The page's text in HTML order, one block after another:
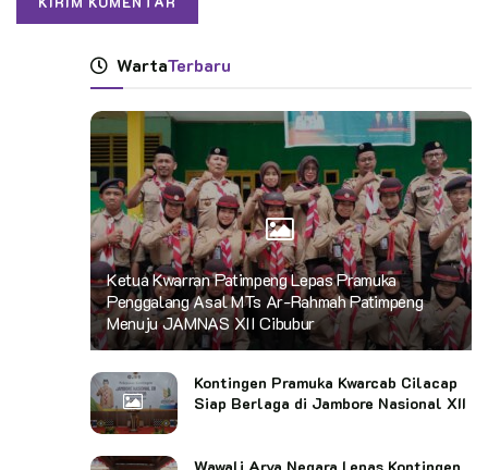
WartaTerbaru
Ketua Kwarran Patimpeng Lepas Pramuka
Penggalang Asal MTs Ar-Rahmah Patimpeng
Menuju JAMNAS XII Cibubur
Kontingen Pramuka Kwarcab Cilacap
Siap Berlaga di Jambore Nasional XII